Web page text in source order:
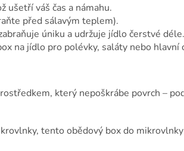
ušetří váš čas a námahu.
před sálavým teplem).
úniku a udržuje jídlo čerstvé déle.
na jídlo pro polévky, saláty nebo hlavní
který nepoškrábe povrch –
tento obědový box do